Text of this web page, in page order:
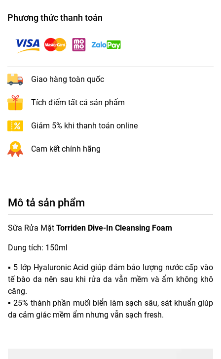
Phương thức thanh toán
Giao hàng toàn quốc
Tích điểm tất cả sản phẩm
Giảm 5% khi thanh toán online
Cam kết chính hãng
Mô tả sản phẩm
Sữa Rửa Mặt Torriden Dive-In Cleansing Foam
Dung tích: 150ml
▪️ 5 lớp Hyaluronic Acid giúp đảm bảo lượng nước cấp vào
tế bào da nên sau khi rửa da vẫn mềm và ẩm không khô
căng.
▪️ 25% thành phần muối biển làm sạch sâu, sát khuẩn giúp
da cảm giác mềm ẩm nhưng vẫn sạch fresh.